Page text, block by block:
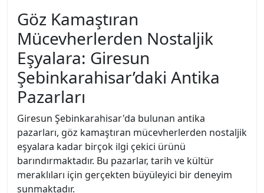
Göz Kamaştıran
Mücevherlerden Nostaljik
Eşyalara: Giresun
Şebinkarahisar’daki Antika
Pazarları
Giresun Şebinkarahisar'da bulunan antika
pazarları, göz kamaştıran mücevherlerden nostaljik
eşyalara kadar birçok ilgi çekici ürünü
barındırmaktadır. Bu pazarlar, tarih ve kültür
meraklıları için gerçekten büyüleyici bir deneyim
sunmaktadır.